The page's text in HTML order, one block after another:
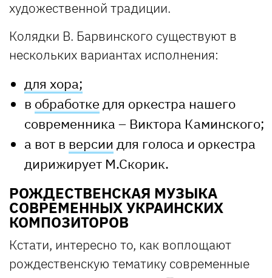
художественной традиции.
Колядки В. Барвинского существуют в
нескольких вариантах исполнения:
для хора;
в обработке для оркестра нашего
современника – Виктора Каминского;
а вот в версии для голоса и оркестра
дирижирует М.Скорик.
РОЖДЕСТВЕНСКАЯ МУЗЫКА
СОВРЕМЕННЫХ УКРАИНСКИХ
КОМПОЗИТОРОВ
Кстати, интересно то, как воплощают
рождественскую тематику современные